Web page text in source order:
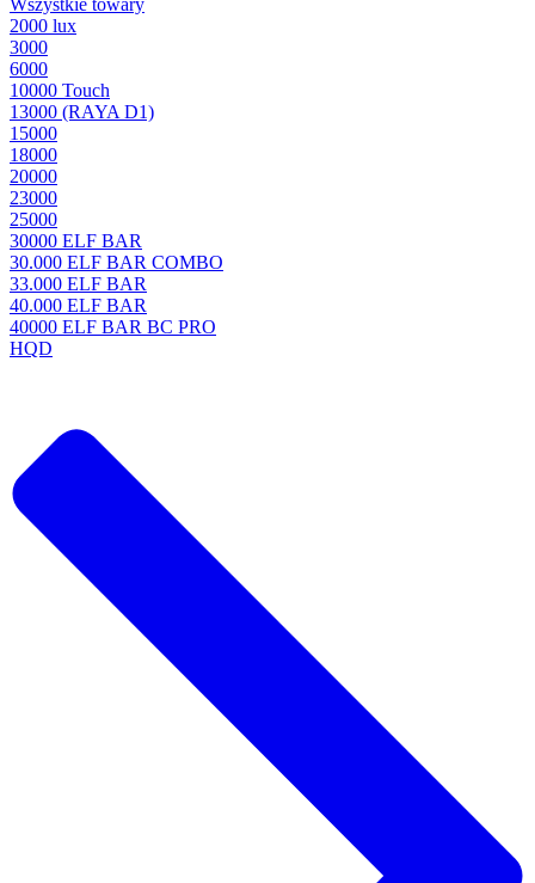
Wszystkie towary
2000 lux
3000
6000
10000 Touch
13000 (RAYA D1)
15000
18000
20000
23000
25000
30000 ELF BAR
30.000 ELF BAR COMBO
33.000 ELF BAR
40.000 ELF BAR
40000 ELF BAR BC PRO
HQD